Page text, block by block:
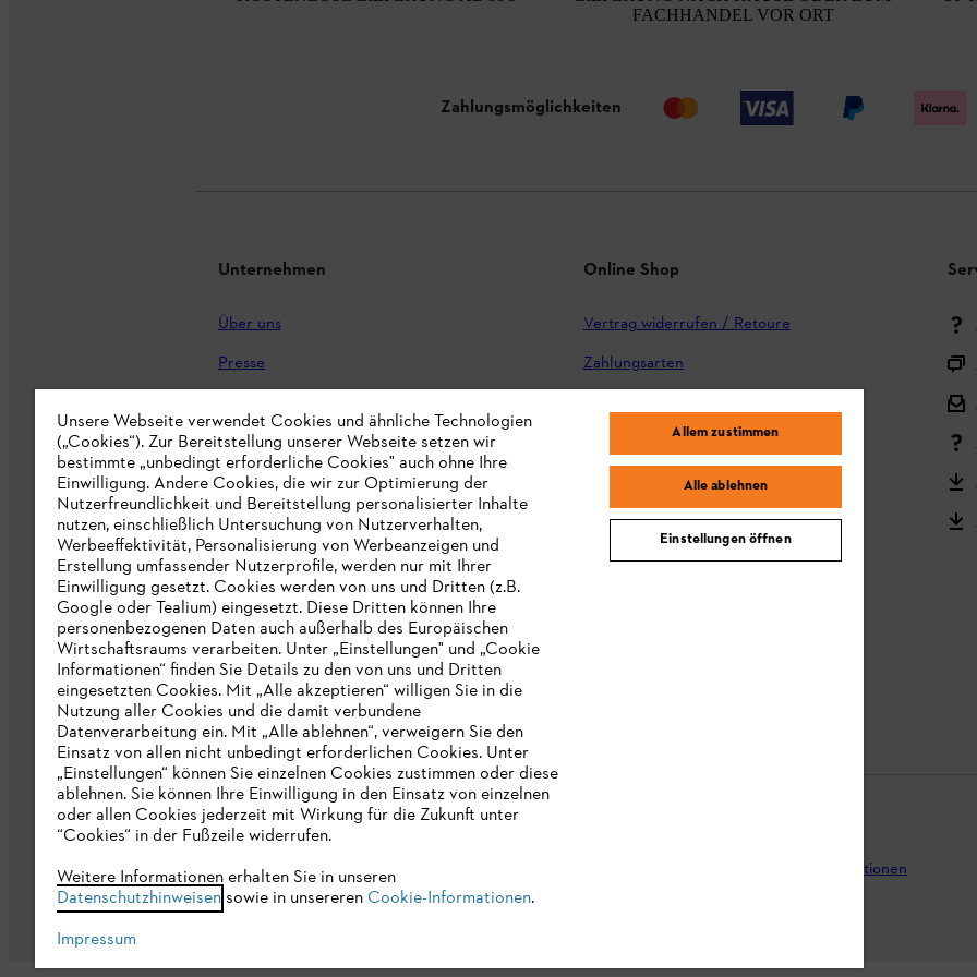
FACHHANDEL VOR ORT
Zahlungsmöglichkeiten
Unternehmen
Über uns
Presse
STIHL Markenshop
Nachhaltigkeit
STIHL Hinweisgebersystem
Informationen für Lieferunternehmen
Erklärung zur Barrierefreiheit
Produktpiraterie
Fakten zu STIHL
Online Shop
Vertrag widerrufen / Retoure
Zahlungsarten
Reklamation und Garantie
STIHL Kooperationsprogramm
STIHL Bedienungsanleitungen
MY STIHL
Allgemeine Geschäftsbedingungen Rechtliche Informationen
Unsere Webseite verwendet Cookies und ähnliche Technologien
(„Cookies“). Zur Bereitstellung unserer Webseite setzen wir
bestimmte „unbedingt erforderliche Cookies" auch ohne Ihre
Einwilligung. Andere Cookies, die wir zur Optimierung der
Nutzerfreundlichkeit und Bereitstellung personalisierter Inhalte
nutzen, einschließlich Untersuchung von Nutzerverhalten,
Werbeeffektivität, Personalisierung von Werbeanzeigen und
Erstellung umfassender Nutzerprofile, werden nur mit Ihrer
Einwilligung gesetzt. Cookies werden von uns und Dritten (z.B.
Google oder Tealium) eingesetzt. Diese Dritten können Ihre
personenbezogenen Daten auch außerhalb des Europäischen
Wirtschaftsraums verarbeiten. Unter „Einstellungen" und „Cookie
Informationen“ finden Sie Details zu den von uns und Dritten
eingesetzten Cookies. Mit „Alle akzeptieren“ willigen Sie in die
Nutzung aller Cookies und die damit verbundene
Datenverarbeitung ein. Mit „Alle ablehnen“, verweigern Sie den
Einsatz von allen nicht unbedingt erforderlichen Cookies. Unter
„Einstellungen“ können Sie einzelnen Cookies zustimmen oder diese
ablehnen. Sie können Ihre Einwilligung in den Einsatz von einzelnen
oder allen Cookies jederzeit mit Wirkung für die Zukunft unter
“Cookies“ in der Fußzeile widerrufen.
Weitere Informationen erhalten Sie in unseren
Datenschutzhinweisensowie in unsereren Cookie-Informationen.
Impressum
Allem zustimmen
Alle ablehnen
Einstellungen öffnen